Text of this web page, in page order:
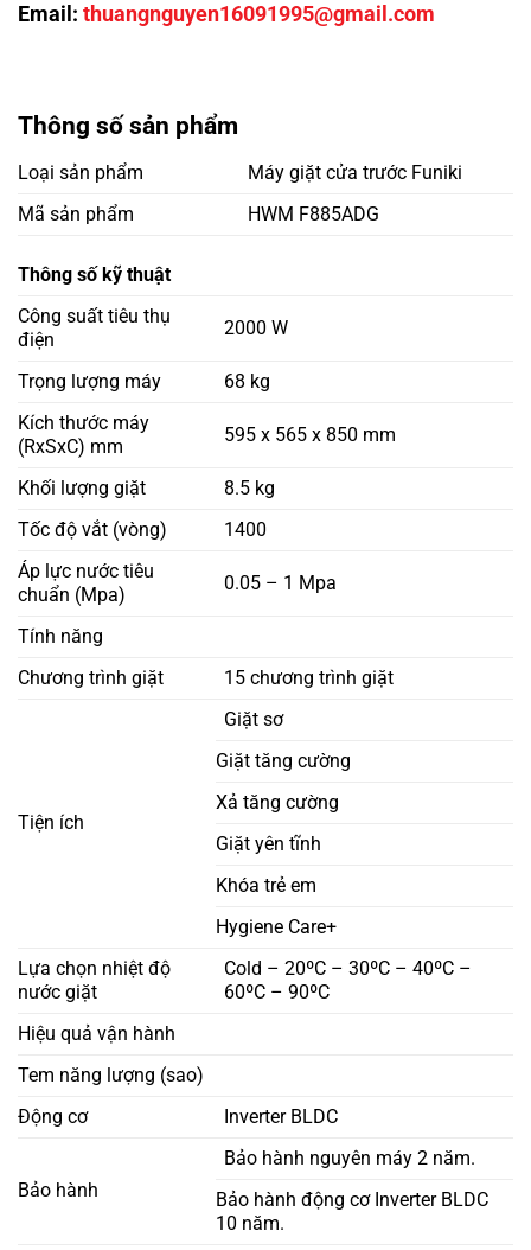
Email: thuangnguyen16091995@gmail.com
Thông số sản phẩm
Loại sản phẩm
Máy giặt cửa trước Funiki
Mã sản phẩm
HWM F885ADG
Thông số kỹ thuật
Công suất tiêu thụ
điện
2000 W
Trọng lượng máy
68 kg
Kích thước máy
(RxSxC) mm
595 x 565 x 850 mm
Khối lượng giặt
8.5 kg
Tốc độ vắt (vòng)
1400
Áp lực nước tiêu
chuẩn (Mpa)
0.05 – 1 Mpa
Tính năng
Chương trình giặt
15 chương trình giặt
Tiện ích
Giặt sơ
Giặt tăng cường
Xả tăng cường
Giặt yên tĩnh
Khóa trẻ em
Hygiene Care+
Lựa chọn nhiệt độ
nước giặt
Cold – 20ºC – 30ºC – 40ºC –
60ºC – 90ºC
Hiệu quả vận hành
Tem năng lượng (sao)
Động cơ
Inverter BLDC
Bảo hành
Bảo hành nguyên máy 2 năm.
Bảo hành động cơ Inverter BLDC
10 năm.